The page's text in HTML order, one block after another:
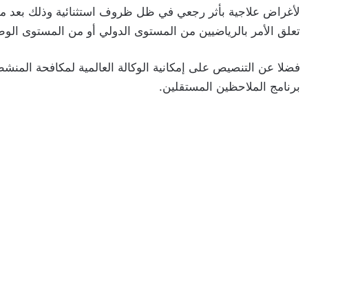
لأغراض علاجية بأثر رجعي في ظل ظروف استثنائية وذلك بعد
تعلق الأمر بالرياضيين من المستوى الدولي أو من المستوى
فضلا عن التنصيص على إمكانية الوكالة العالمية لمكافحة
برنامج الملاحظين المستقلين.